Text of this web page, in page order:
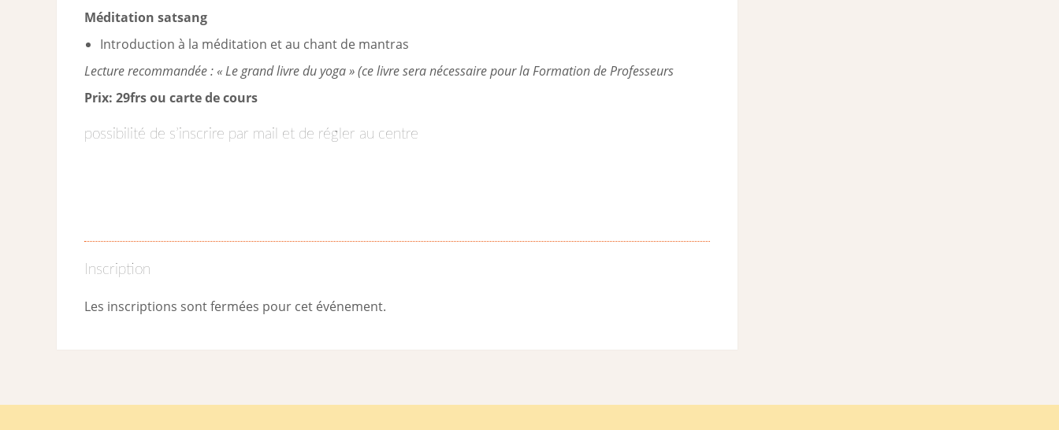
Méditation satsang
Introduction à la méditation et au chant de mantras
Lecture recommandée : « Le grand livre du yoga » (ce livre sera nécessaire pour la Formation de Professeurs
Prix: 29frs ou carte de cours
possibilité de s’inscrire par mail et de régler au centre
Inscription
Les inscriptions sont fermées pour cet événement.